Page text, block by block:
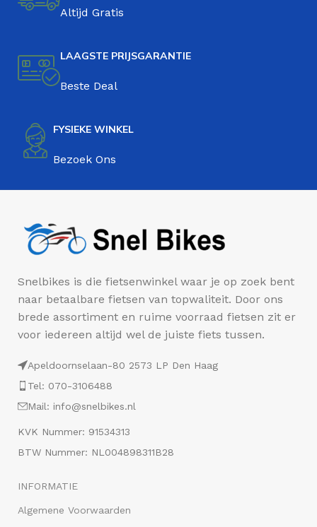
Altijd Gratis
LAAGSTE PRIJSGARANTIE
Beste Deal
FYSIEKE WINKEL
Bezoek Ons
Snelbikes is die fietsenwinkel waar je op zoek bent
naar betaalbare fietsen van topwaliteit. Door ons
brede assortiment en ruime voorraad fietsen zit er
voor iedereen altijd wel de juiste fiets tussen.
Apeldoornselaan-80 2573 LP Den Haag
Tel: 070-3106488
Mail: info@snelbikes.nl
KVK Nummer: 91534313
BTW Nummer: NL004898311B28
INFORMATIE
Algemene Voorwaarden